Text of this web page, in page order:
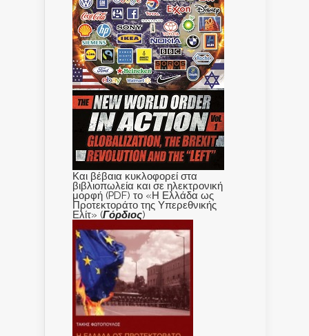
Και βέβαια κυκλοφορεί στα
βιβλιοπωλεία και σε ηλεκτρονική
μορφή (PDF) το «Η Ελλάδα ως
Προτεκτοράτο της Υπερεθνικής
Ελίτ» (Γόρδιος)